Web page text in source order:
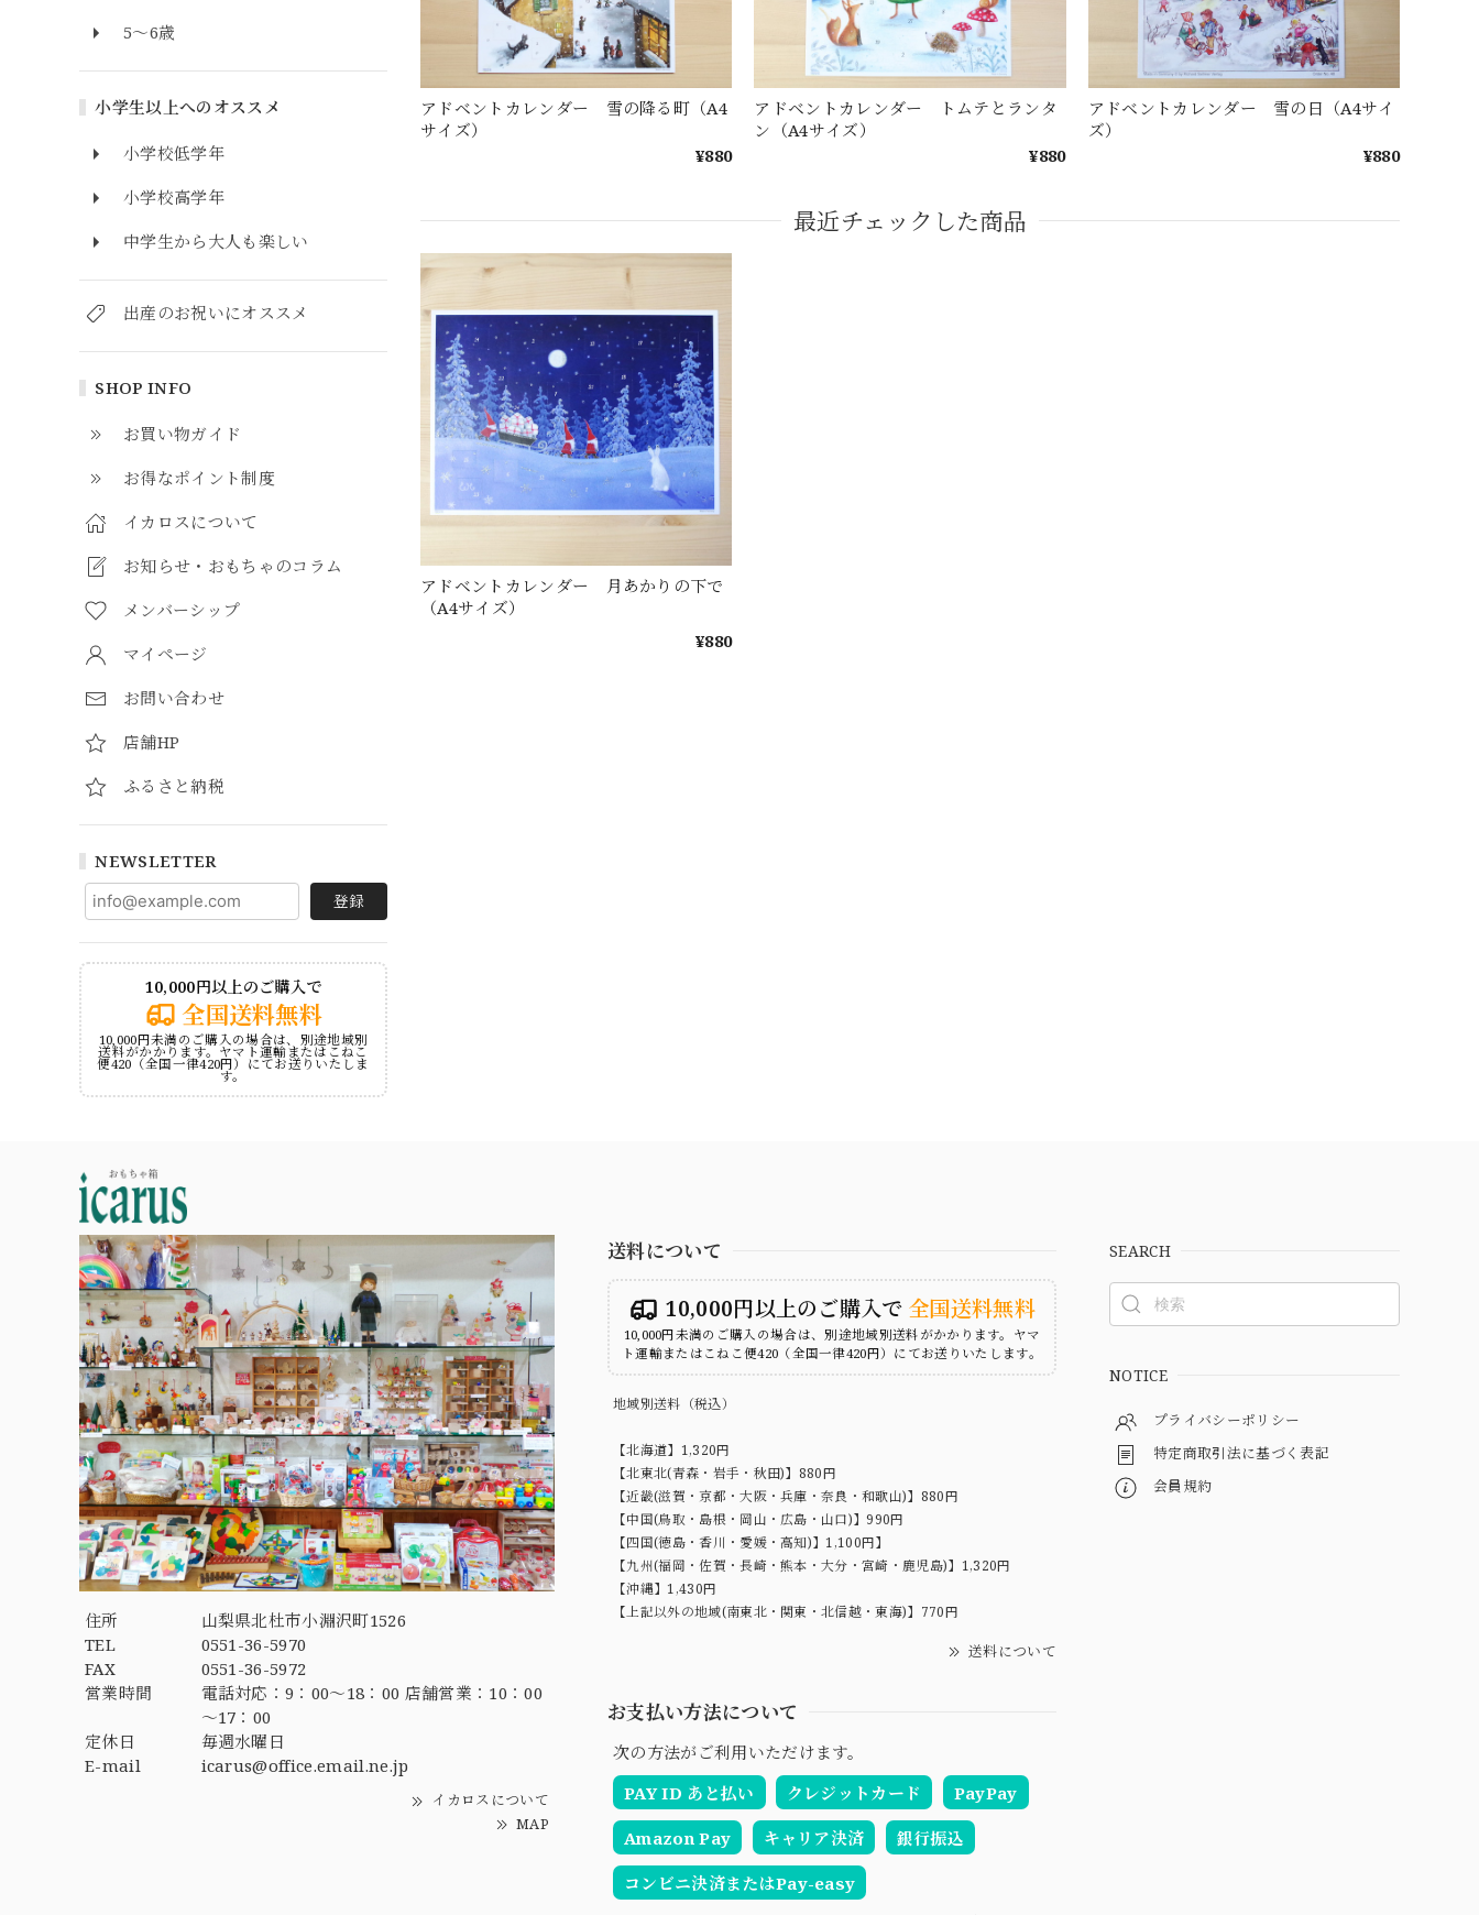
5～6歳
小学生以上へのオススメ
小学校低学年
小学校高学年
中学生から大人も楽しい
出産のお祝いにオススメ
SHOP INFO
お買い物ガイド
お得なポイント制度
イカロスについて
お知らせ・おもちゃのコラム
メンバーシップ
マイページ
お問い合わせ
店舗HP
ふるさと納税
NEWSLETTER
登録
10,000円以上のご購入で
全国送料無料
10,000円未満のご購入の場合は、別途地域別
送料がかかります。ヤマト運輸またはこねこ
便420（全国一律420円）にてお送りいたしま
す。
アドベントカレンダー 雪の降る町（A4
サイズ）
¥880
アドベントカレンダー トムテとランタ
ン（A4サイズ）
¥880
アドベントカレンダー 雪の日（A4サイ
ズ）
¥880
最近チェックした商品
アドベントカレンダー 月あかりの下で
（A4サイズ）
¥880
住所
山梨県北杜市小淵沢町1526
TEL
0551-36-5970
FAX
0551-36-5972
営業時間
電話対応：9：00～18：00 店舗営業：10：00
～17：00
定休日
毎週水曜日
E-mail
icarus@office.email.ne.jp
イカロスについて
MAP
送料について
10,000円以上のご購入で 全国送料無料
10,000円未満のご購入の場合は、別途地域別送料がかかります。ヤマ
ト運輸またはこねこ便420（全国一律420円）にてお送りいたします。
地域別送料（税込）
【北海道】1,320円
【北東北(青森・岩手・秋田)】880円
【近畿(滋賀・京都・大阪・兵庫・奈良・和歌山)】880円
【中国(鳥取・島根・岡山・広島・山口)】990円
【四国(徳島・香川・愛媛・高知)】1,100円】
【九州(福岡・佐賀・長崎・熊本・大分・宮崎・鹿児島)】1,320円
【沖縄】1,430円
【上記以外の地域(南東北・関東・北信越・東海)】770円
送料について
お支払い方法について
次の方法がご利用いただけます。
PAY ID あと払い
クレジットカード PayPay
Amazon Pay キャリア決済 銀行振込
コンビニ決済またはPay-easy
SEARCH
NOTICE
プライバシーポリシー
特定商取引法に基づく表記
会員規約